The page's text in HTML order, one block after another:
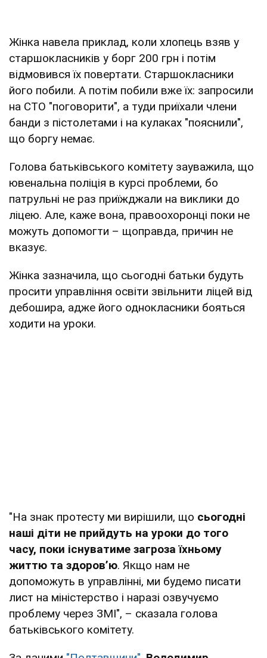
Жінка навела приклад, коли хлопець взяв у
старшокласників у борг 200 грн і потім
відмовився їх повертати. Старшокласники
його побили. А потім побили вже їх: запросили
на СТО "поговорити", а туди приїхали члени
банди з пістолетами і на кулаках "пояснили",
що боргу немає.
Голова батьківського комітету зауважила, що
ювенальна поліція в курсі проблеми, бо
патрульні не раз приїжджали на виклики до
ліцею. Але, каже вона, правоохоронці поки не
можуть допомогти – щоправда, причин не
вказує.
Жінка зазначила, що сьогодні батьки будуть
просити управління освіти звільнити ліцей від
дебошира, адже його однокласники бояться
ходити на уроки.
"На знак протесту ми вирішили, що сьогодні
наші діти не прийдуть на уроки до того
часу, поки існуватиме загроза їхньому
життю та здоров’ю. Якщо нам не
допоможуть в управлінні, ми будемо писати
лист на міністерство і наразі озвучуємо
проблему через ЗМІ", – сказала голова
батьківського комітету.